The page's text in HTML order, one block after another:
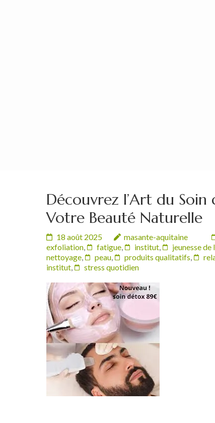
Découvrez l’Art du
Votre Beauté Naturelle
18 août 2025 masante-aquitaine
exfoliation, fatigue, institut, jeunesse de
nettoyage, peau, produits qualitatifs,
institut, stress quotidien